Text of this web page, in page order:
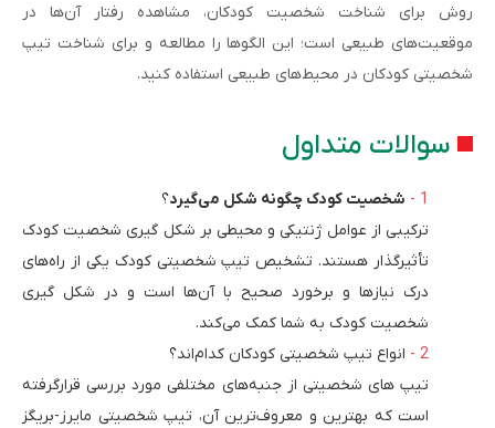
روش برای شناخت شخصیت کودکان، مشاهده رفتار آن‌ها در
موقعیت‌های طبیعی است؛ این الگوها را مطالعه و برای شناخت تیپ
شخصیتی کودکان در محیط‌های طبیعی استفاده کنید.
سوالات متداول
شخصیت کودک چگونه شکل می‌گیرد؟
ترکیبی از عوامل ژنتیکی و محیطی بر شکل گیری شخصیت کودک
تأثیرگذار هستند. تشخیص تیپ شخصیتی کودک یکی از راه‌های
درک نیازها و برخورد صحیح با آن‌ها است و در شکل گیری
شخصیت کودک به شما کمک می‌کند.
انواع تیپ شخصیتی کودکان کدام­‌اند؟
تیپ های شخصیتی از جنبه‌های مختلفی مورد بررسی قرارگرفته
است که بهترین و معروف‌ترین آن، تیپ شخصیتی مایرز-بریگز